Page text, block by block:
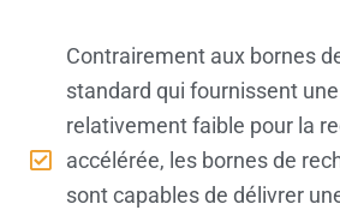
Contrairement aux bornes
standard qui fournissent
relativement faible pour la
accélérée, les bornes de
sont capables de délivrer